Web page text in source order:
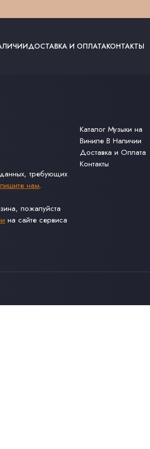
ДОСТАВКА И ОПЛАТАКОНТАКТЫ
требующих
нам.
пожалуйста
на сайте сервиса
Каталог Музыки на
Виниле В Наличии
Доставка и Оплата
Контакты